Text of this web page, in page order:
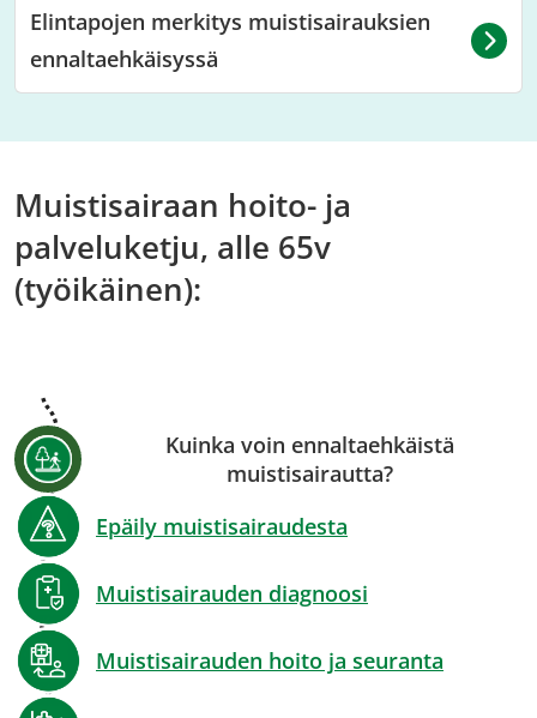
Elintapojen merkitys muistisairauksien
ennaltaehkäisyssä
Muistisairaan hoito- ja
palveluketju, alle 65v
(työikäinen):
Kuinka voin ennaltaehkäistä
muistisairautta?
Epäily muistisairaudesta
Muistisairauden diagnoosi
Muistisairauden hoito ja seuranta